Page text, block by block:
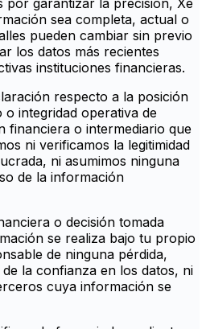
por garantizar la precisión, Xe
sea completa, actual o
pueden cambiar sin previo
los datos más recientes
instituciones financieras.
respecto a la posición
integridad operativa de
financiera o intermediario que
ni verificamos la legitimidad
ni asumimos ninguna
de la información
o decisión tomada
se realiza bajo tu propio
de ninguna pérdida,
la confianza en los datos, ni
cuya información se